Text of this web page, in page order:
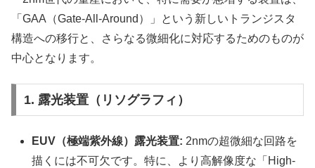
「GAA（Gate-All-Around）」という新しいトランジスタ
構造への移行と、さらなる微細化に対応するためのものが
中心となります。
1. 露光装置（リソグラフィ）
EUV（極端紫外線）露光装置: 2nmの超微細な回路を
描くには不可欠です。特に、より高解像度な「High-